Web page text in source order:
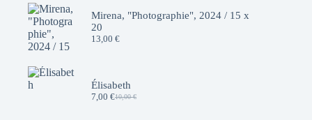
Mirena, "Photographie", 2024 / 15 x
20
13,00 €
Élisabeth
10,00€
Le
7,00 €Le